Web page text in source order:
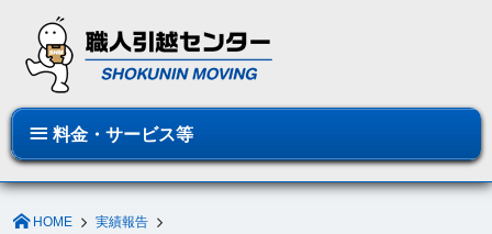
料金・サービス等
HOME 実績報告